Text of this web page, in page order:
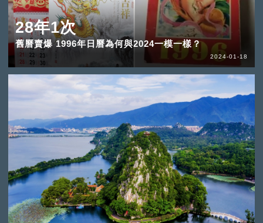
28年1次
舊曆賣爆 1996年日曆為何與2024一模一樣？
2024-01-18